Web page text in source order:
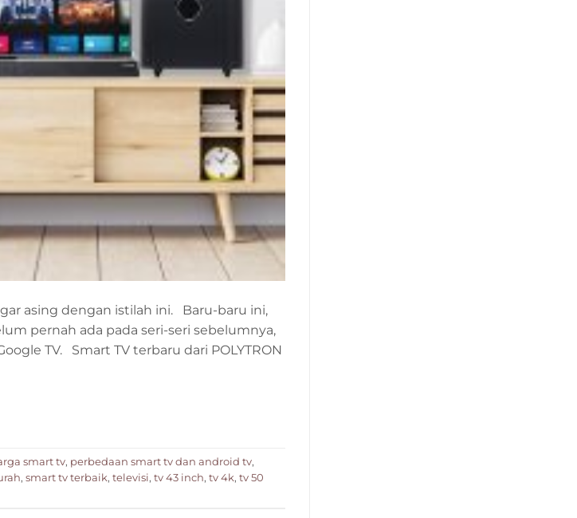
asing dengan istilah ini. Baru-baru ini,
pernah ada pada seri-seri sebelumnya,
TV. Smart TV terbaru dari POLYTRON
smart tv, perbedaan smart tv dan android tv,
, smart tv terbaik, televisi, tv 43 inch, tv 4k, tv 50